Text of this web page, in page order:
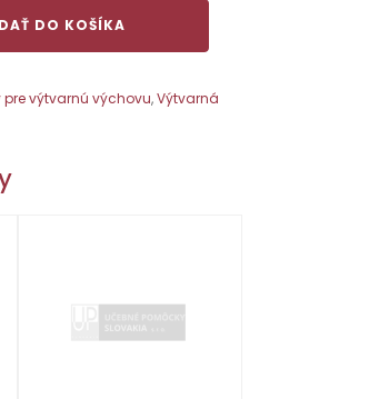
DO KOŠÍKA
výtvarnú výchovu,Výtvarná